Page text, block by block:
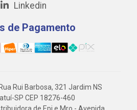
Linkedin
de Pagamento
Rui Barbosa, 321 Jardim NS
SP CEP 18276-460